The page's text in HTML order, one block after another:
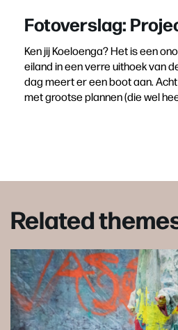
Fotoverslag:
Ken jij Koeloenga? Het is een
eiland in een verre uithoek van
dag meert er een boot aan.
met grootse plannen (die wel
Related